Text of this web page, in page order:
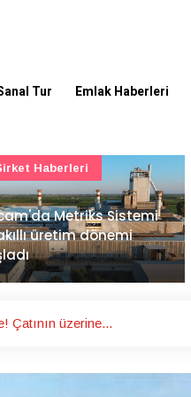
Tur Emlak Haberleri
İMSAD COP31 süreci
dünyasına etkilerini
- Röportaj
Çatının üzerine...